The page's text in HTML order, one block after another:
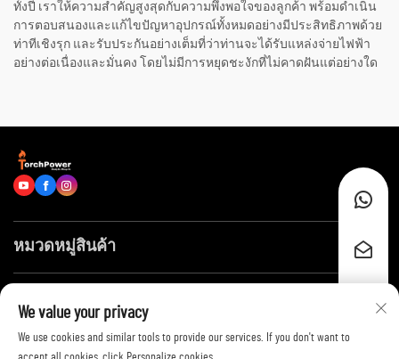
ทั้งปี เราให้ความสำคัญสูงสุดกับความพึงพอใจของลูกค้า พร้อมดำเนิน
การตอบสนองและแก้ไขปัญหาอุปกรณ์ทั้งหมดอย่างมีประสิทธิภาพด้วย
ท่าทีเชิงรุก และรับประกันอย่างเต็มที่ว่าท่านจะได้รับแหล่งจ่ายไฟฟ้า
อย่างต่อเนื่องและมั่นคง โดยไม่มีการหยุดชะงักที่ไม่คาดฝันแต่อย่างใด
หมวดหมู่สินค้า
ติดต่อเรา
We value your privacy
We use cookies and similar tools to provide our services. If you don't want to